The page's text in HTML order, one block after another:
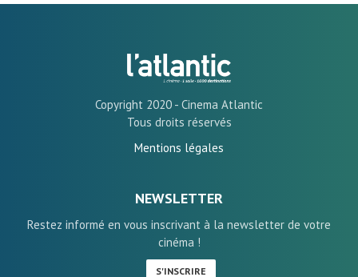
Copyright 2020 - Cinema Atlantic
Tous droits réservés
Mentions légales
NEWSLETTER
Restez informé en vous inscrivant à la newsletter de votre
cinéma !
S'INSCRIRE